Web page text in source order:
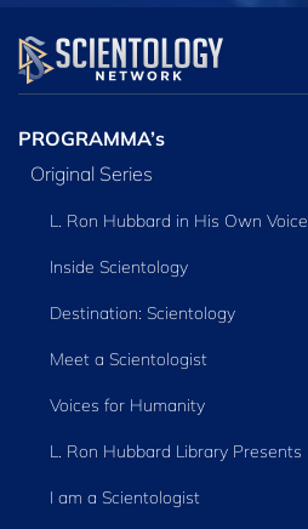
KIJK
PROGRAMMA’s
Original Series
L. Ron Hubbard in His Own Voice
Inside Scientology
Destination: Scientology
Meet a Scientologist
Voices for Humanity
L. Ron Hubbard Library Presents
I am a Scientologist